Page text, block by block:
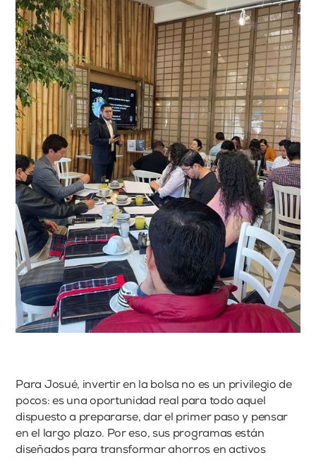
Para Josué, invertir en la bolsa no es un privilegio de
pocos: es una oportunidad real para todo aquel
dispuesto a prepararse, dar el primer paso y pensar
en el largo plazo. Por eso, sus programas están
diseñados para transformar ahorros en activos